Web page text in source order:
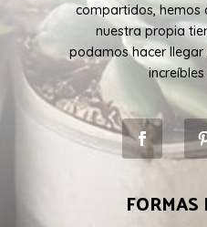
compartidos,
nuestra propia
podamos hacer